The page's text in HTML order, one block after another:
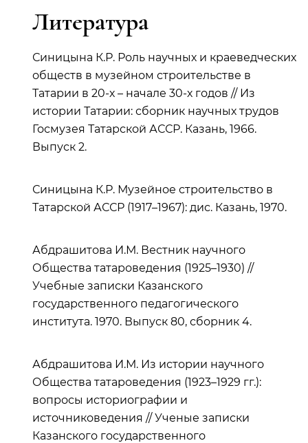
Литература
Синицына К.Р. Роль научных и краеведческих
обществ в музейном строительстве в
Татарии в 20-х – начале 30-х годов // Из
истории Татарии: сборник научных трудов
Госмузея Татарской АССР. Казань, 1966.
Выпуск 2.
Синицына К.Р. Музейное строительство в
Татарской АССР (1917–1967): дис. Казань, 1970.
Абдрашитова И.М. Вестник научного
Общества татароведения (1925–1930) //
Учебные записки Казанского
государственного педагогического
института. 1970. Выпуск 80, сборник 4.
Абдрашитова И.М. Из истории научного
Общества татароведения (1923–1929 гг.):
вопросы историографии и
источниковедения // Ученые записки
Казанского государственного